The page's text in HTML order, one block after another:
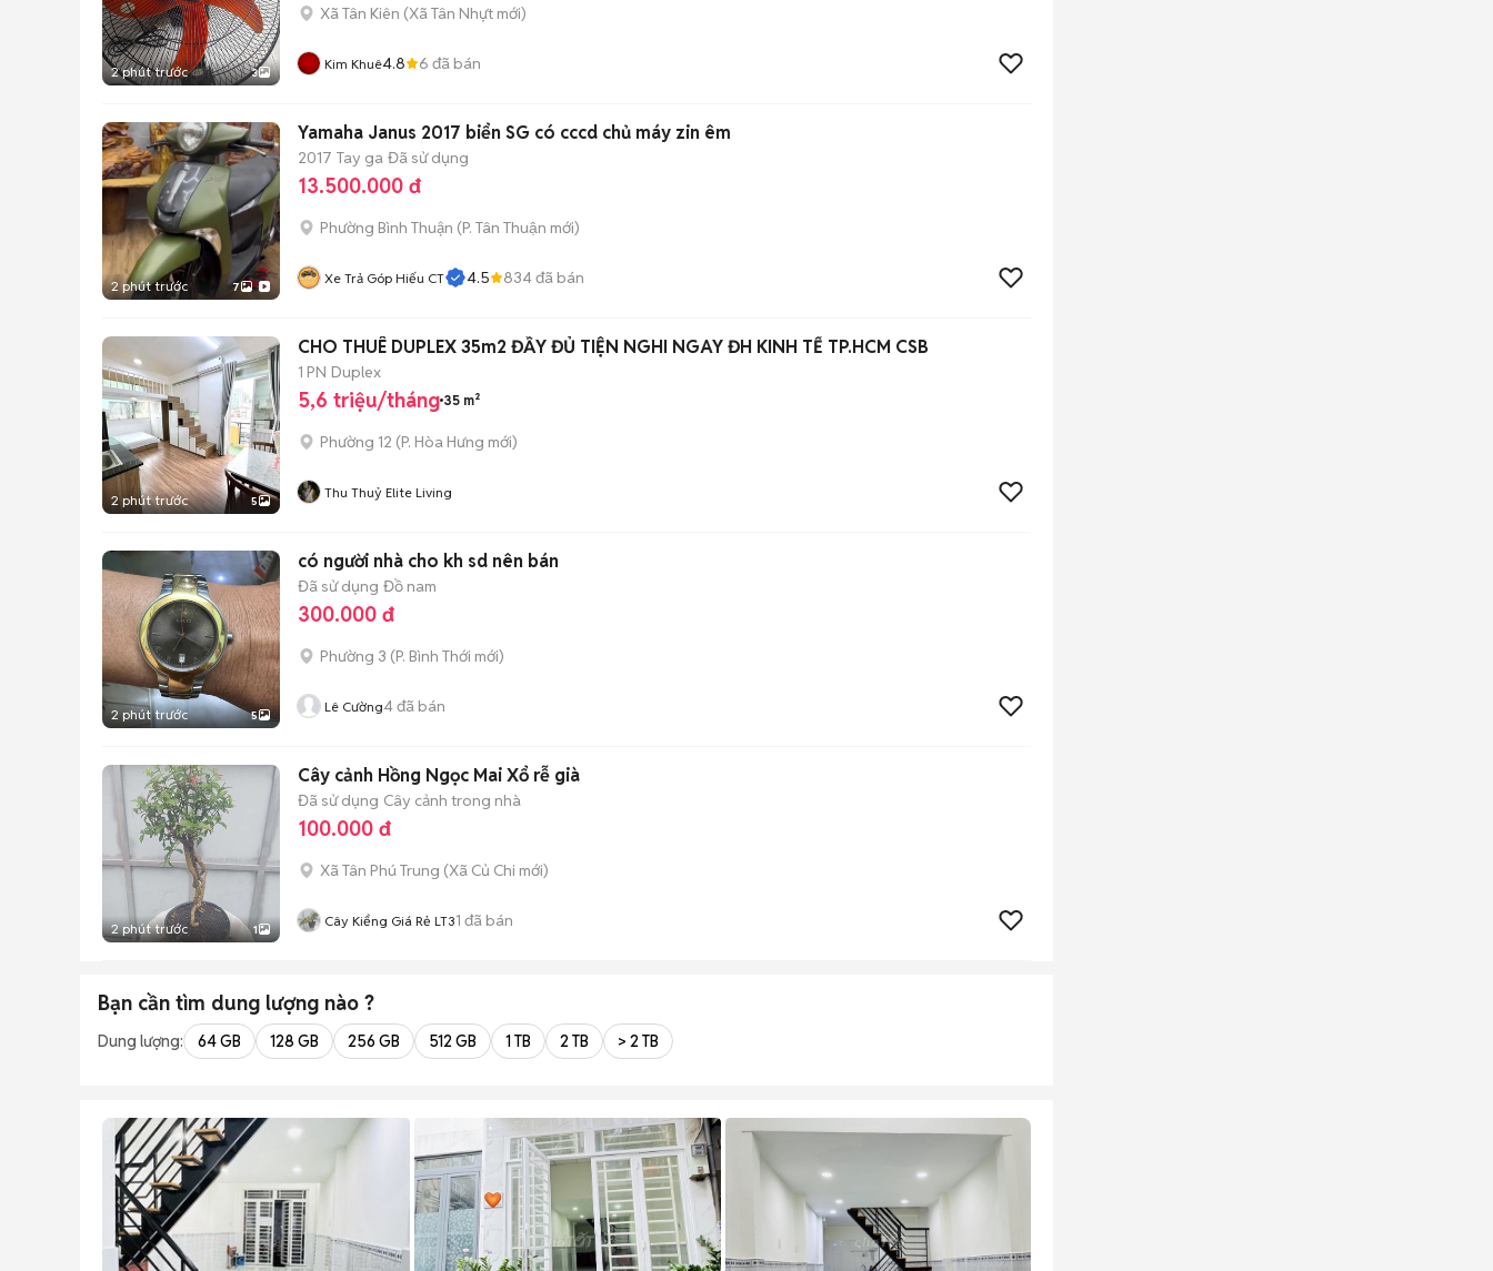
2 phút trước 3
Xã Tân Kiên (Xã Tân Nhựt mới)
Kim Khuê4.8 6 đã bán
2 phút trước 7
Yamaha Janus 2017 biển SG có cccd chủ máy zin êm
2017 Tay ga Đã sử dụng
13.500.000 đ
Phường Bình Thuận (P. Tân Thuận mới)
Xe Trả Góp Hiếu CT 4.5 834đã bán
2 phút trước 5
CHO THUÊ DUPLEX 35m2 ĐẦY ĐỦ TIỆN NGHI NGAY ĐH KINH TẾ TP.HCM CSB
1 PN Duplex
5,6 triệu/tháng 35 m²
Phường 12 (P. Hòa Hưng mới)
Thu Thuỷ Elite Living
2 phút trước 5
có người nhà cho kh sd nên bán
Đã sử dụng Đồ nam
300.000 đ
Phường 3 (P. Bình Thới mới)
Lê Cường4đã bán
2 phút trước 1
Cây cảnh Hồng Ngọc Mai Xổ rễ già
Đã sử dụng Cây cảnh trong nhà
100.000 đ
Xã Tân Phú Trung (Xã Củ Chi mới)
Cây Kiểng Giá Rẻ LT31 đã bán
Bạn cần tìm dung lượng nào ?
Dung lượng: 64 GB 128 GB 256 GB 512 GB 1 TB 2 TB > 2 TB